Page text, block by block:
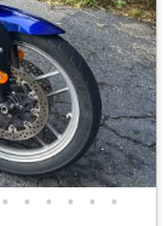
• • • • • •